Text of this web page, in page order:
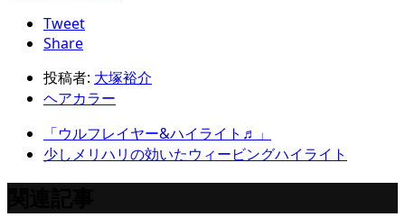
Tweet
Share
投稿者: 大塚裕介
ヘアカラー
「ウルフレイヤー&ハイライト♬」
少しメリハリの効いたウィービングハイライト